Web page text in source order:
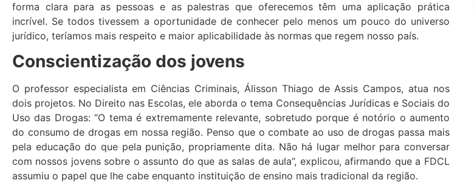
forma clara para as pessoas e as palestras que oferecemos têm uma aplicação prática
incrível. Se todos tivessem a oportunidade de conhecer pelo menos um pouco do universo
jurídico, teríamos mais respeito e maior aplicabilidade às normas que regem nosso país.
Conscientização dos jovens
O professor especialista em Ciências Criminais, Álisson Thiago de Assis Campos, atua nos
dois projetos. No Direito nas Escolas, ele aborda o tema Consequências Jurídicas e Sociais do
Uso das Drogas: “O tema é extremamente relevante, sobretudo porque é notório o aumento
do consumo de drogas em nossa região. Penso que o combate ao uso de drogas passa mais
pela educação do que pela punição, propriamente dita. Não há lugar melhor para conversar
com nossos jovens sobre o assunto do que as salas de aula”, explicou, afirmando que a FDCL
assumiu o papel que lhe cabe enquanto instituição de ensino mais tradicional da região.